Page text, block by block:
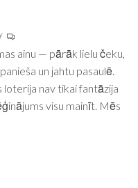
ainu — pārāk lielu čeku,
un jahtu pasaulē.
loterija nav tikai fantāzija
visu mainīt. Mēs